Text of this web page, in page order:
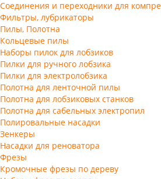
Соединения и переходники для
Фильтры, лубрикаторы
Пилы, Полотна
Кольцевые пилы
Наборы пилок для лобзиков
Пилки для ручного лобзика
Пилки для электролобзика
Полотна для ленточной пилы
Полотна для лобзиковых станков
Полотна для сабельных электропил
Полировальные насадки
Зенкеры
Насадки для реноватора
Фрезы
Кромочные фрезы по дереву